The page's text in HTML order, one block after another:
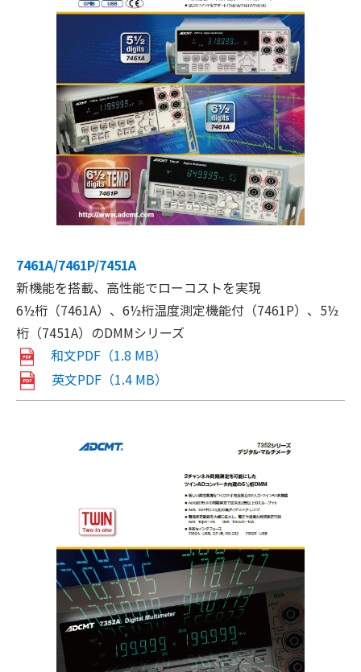
7461A/7461P/7451A
新機能を搭載、高性能でローコストを実現
6½桁（7461A）、6½桁温度測定機能付（7461P）、5½
桁（7451A）のDMMシリーズ
和文PDF（1.8 MB）
英文PDF（1.4 MB）